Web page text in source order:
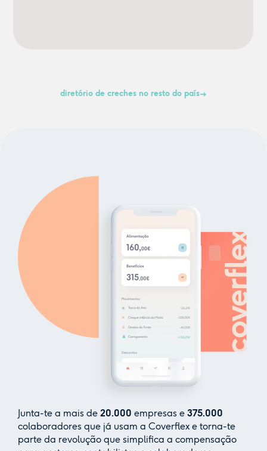
diretório de creches no resto do país
Junta-te a mais de 20.000 empresas e 375.000
colaboradores que já usam a Coverflex e torna-te
parte da revolução que simplifica a compensação